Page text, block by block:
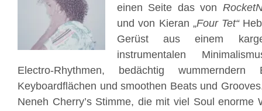
einen Seite das von
und von Kieran „Four Tet“
Gerüst aus einem
instrumentalen
Electro-Rhythmen, bedächtig wummerndern
Keyboardflächen und smoothen Beats und
Neneh Cherry’s Stimme, die mit viel Soul enorme